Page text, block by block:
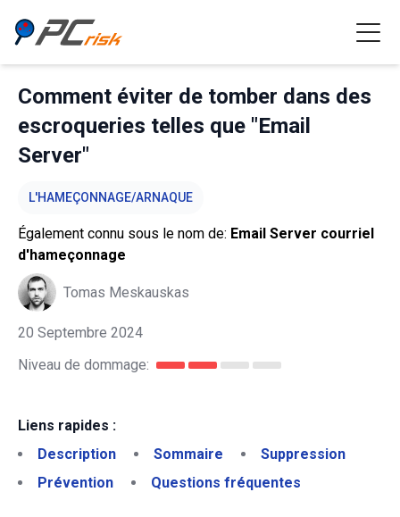
Comment éviter de tomber dans des
escroqueries telles que "Email
Server"
L'HAMEÇONNAGE/ARNAQUE
Également connu sous le nom de: Email Server courriel
d'hameçonnage
Tomas Meskauskas
20 Septembre 2024
Niveau de dommage:
Liens rapides :
Description
Sommaire
Suppression
Prévention
Questions fréquentes